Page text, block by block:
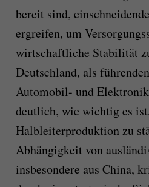
bereit sind,
ergreifen, um
wirtschaftliche Stabilität
Deutschland, als
Automobil- und
deutlich, wie wichtig es
Halbleiterproduktion zu
Abhängigkeit von
insbesondere aus China,